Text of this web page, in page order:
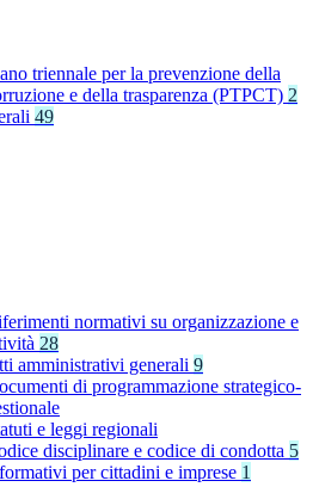
triennale per la prevenzione della
e della trasparenza (PTPCT) 2
49
normativi su organizzazione e
28
amministrativi generali 9
di programmazione strategico-
e leggi regionali
disciplinare e codice di condotta 5
per cittadini e imprese 1